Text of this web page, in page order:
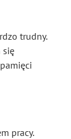
trudny.
się
pracy.